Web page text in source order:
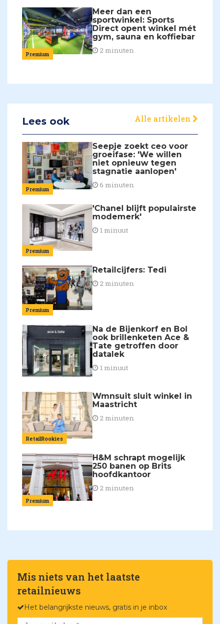
Premium
Meer dan een
sportwinkel: Sports
Direct opent winkel mét
gym, sauna en koffiebar
2 minuten
Lees ook Alle artikelen
Premium
Seepje zoekt ceo voor
groeifase: 'We willen
niet opnieuw tegen
stagnatie aanlopen'
6 minuten
Premium
'Chanel blijft populairste
modemerk'
1 minuut
Premium
Retailcijfers: Tedi
2 minuten
Na de Bijenkorf en Bol
ook brillenketen Ace &
Tate getroffen door
datalek
1 minuut
RetailRookies
Wmnsuit sluit winkel in
Maastricht
2 minuten
Premium
H&M schrapt mogelijk
250 banen op Brits
hoofdkantoor
2 minuten
Mis niets van het laatste
retailnieuws
Het belangrijkste nieuws, gratis in je inbox